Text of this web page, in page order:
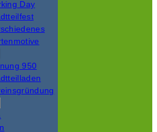
Day
950